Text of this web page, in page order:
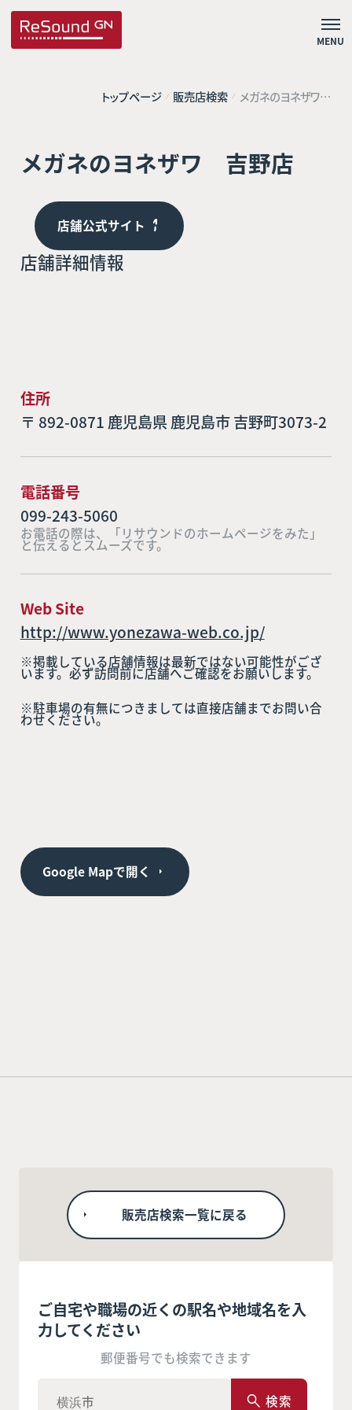
MENU
トップページ 販売店検索 メガネのヨネザワ
吉野店
メガネのヨネザワ 吉野店
店舗公式サイト
店舗詳細情報
住所
〒 892-0871 鹿児島県 鹿児島市 吉野町3073-2
電話番号
099-243-5060
お電話の際は、「リサウンドのホームページをみた」
と伝えるとスムーズです。
Web Site
http://www.yonezawa-web.co.jp/
※掲載している店舗情報は最新ではない可能性がござ
います。必ず訪問前に店舗へご確認をお願いします。
※駐車場の有無につきましては直接店舗までお問い合
わせください。
Google Mapで開く
販売店検索一覧に戻る
ご自宅や職場の近くの駅名や地域名を入
力してください
郵便番号でも検索できます
検索